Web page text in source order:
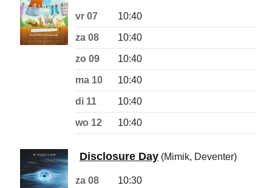
vr 07 10:40
za 08 10:40
zo 09 10:40
ma 10 10:40
di 11 10:40
wo 12 10:40
Disclosure Day (Mimik, Deventer)
za 08 10:30